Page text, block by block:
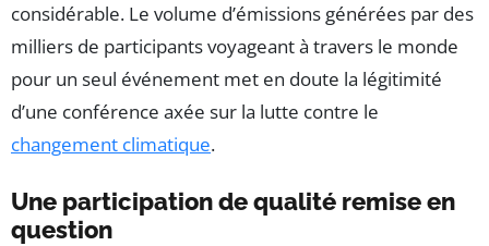
considérable. Le volume d’émissions générées par des
milliers de participants voyageant à travers le monde
pour un seul événement met en doute la légitimité
d’une conférence axée sur la lutte contre le
changement climatique.
Une participation de qualité remise en
question